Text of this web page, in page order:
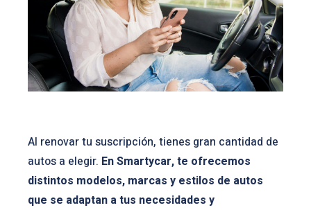
Al renovar tu suscripción, tienes gran cantidad de
autos a elegir. En Smartycar, te ofrecemos
distintos modelos, marcas y estilos de autos
que se adaptan a tus necesidades y